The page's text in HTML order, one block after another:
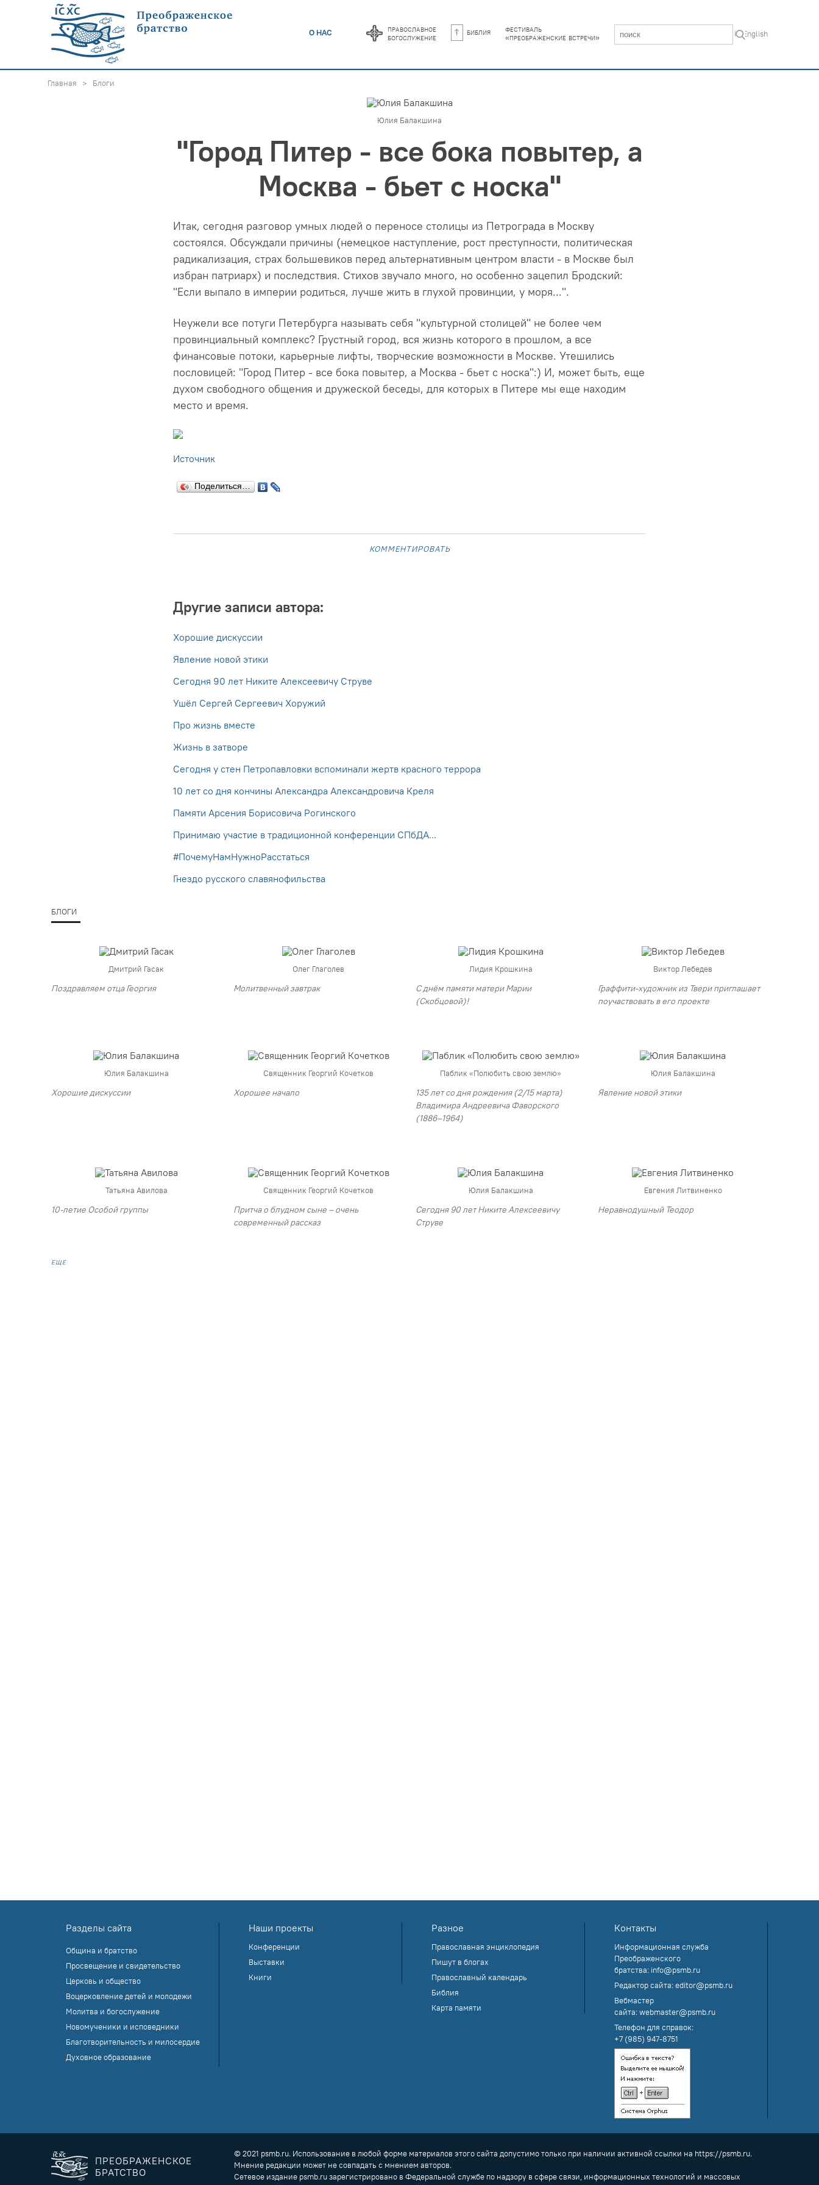
О НАС православное
богослужение библия фестиваль
«преображенские встречи» In English
Главная > Блоги
Юлия Балакшина
"Город Питер - все бока повытер, а
Москва - бьет с носка"
Итак, сегодня разговор умных людей о переносе столицы из Петрограда в Москву
состоялся. Обсуждали причины (немецкое наступление, рост преступности, политическая
радикализация, страх большевиков перед альтернативным центром власти - в Москве был
избран патриарх) и последствия. Стихов звучало много, но особенно зацепил Бродский:
"Если выпало в империи родиться, лучше жить в глухой провинции, у моря...".
Неужели все потуги Петербурга называть себя "культурной столицей" не более чем
провинциальный комплекс? Грустный город, вся жизнь которого в прошлом, а все
финансовые потоки, карьерные лифты, творческие возможности в Москве. Утешились
пословицей: "Город Питер - все бока повытер, а Москва - бьет с носка":) И, может быть, еще
духом свободного общения и дружеской беседы, для которых в Питере мы еще находим
место и время.
Источник
Поделиться…
комментировать
Другие записи автора:
Хорошие дискуссии
Явление новой этики
Сегодня 90 лет Никите Алексеевичу Струве
Ушёл Сергей Сергеевич Хоружий
Про жизнь вместе
Жизнь в затворе
Сегодня у стен Петропавловки вспоминали жертв красного террора
10 лет со дня кончины Александра Александровича Креля
Памяти Арсения Борисовича Рогинского
Принимаю участие в традиционной конференции СПбДА...
#ПочемуНамНужноРасстаться
Гнездо русского славянофильства
БЛОГИ
Дмитрий Гасак
Поздравляем отца Георгия
Олег Глаголев
Молитвенный завтрак
Лидия Крошкина
С днём памяти матери Марии
(Скобцовой)!
Виктор Лебедев
Граффити-художник из Твери приглашает
поучаствовать в его проекте
Юлия Балакшина
Хорошие дискуссии
Священник Георгий Кочетков
Хорошее начало
Паблик «Полюбить свою землю»
135 лет со дня рождения (2/15 марта)
Владимира Андреевича Фаворского
(1886–1964)
Юлия Балакшина
Явление новой этики
Татьяна Авилова
10-летие Особой группы
Священник Георгий Кочетков
Притча о блудном сыне – очень
современный рассказ
Юлия Балакшина
Сегодня 90 лет Никите Алексеевичу
Струве
Евгения Литвиненко
Неравнодушный Теодор
еще
Разделы сайта
Община и братство
Просвещение и свидетельство
Церковь и общество
Воцерковление детей и молодежи
Молитва и богослужение
Новомученики и исповедники
Благотворительность и милосердие
Духовное образование
Наши проекты
Конференции
Выставки
Книги
Разное
Православная энциклопедия
Пишут в блогах
Православный календарь
Библия
Карта памяти
Контакты
Информационная служба
Преображенского
братства: info@psmb.ru
Редактор сайта:editor@psmb.ru
Вебмастер
сайта:webmaster@psmb.ru
Телефон для справок:
+7 (985) 947-8751
ПРЕОБРАЖЕНСКОЕ
БРАТСТВО
© 2021 psmb.ru. Использование в любой форме материалов этого сайта допустимо только при наличии активной ссылки на https://psmb.ru.
Мнение редакции может не совпадать с мнением авторов.
Сетевое издание psmb.ru зарегистрировано в Федеральной службе по надзору в сфере связи, информационных технологий и массовых